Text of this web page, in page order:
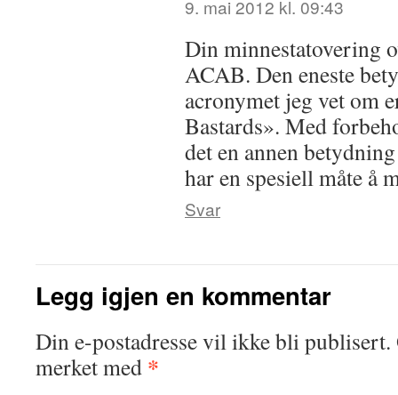
9. mai 2012 kl. 09:43
Din minnestatovering
ACAB. Den eneste
acronymet jeg vet om
Bastards». Med
det en annen
har en spesiell måte å
Svar
Legg igjen en kommentar
Din e-postadresse vil ikke bli publisert.
merket med *